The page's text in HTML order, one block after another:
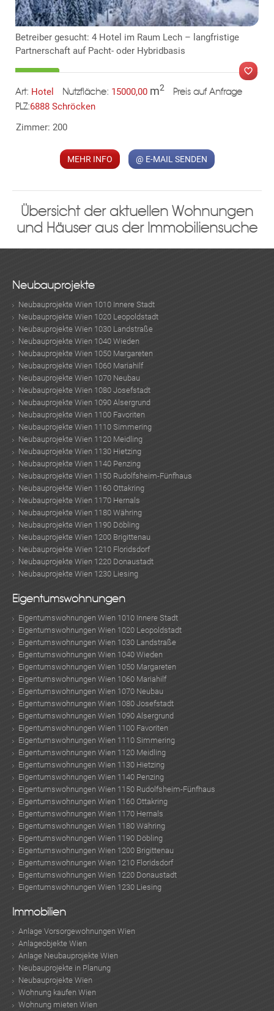
​Betreiber gesucht: 4 Hotel im Raum Lech – langfristige
Partnerschaft auf Pacht- oder Hybridbasis
Art: Hotel Nutzfläche: 15000,00 m2
Preis auf Anfrage
PLZ:6888 Schröcken
Zimmer: 200
MEHR INFO @ E-MAIL SENDEN
Übersicht der aktuellen Wohnungen
und Häuser aus der Immobiliensuche
Neubauprojekte
Neubauprojekte Wien 1010 Innere Stadt
Neubauprojekte Wien 1020 Leopoldstadt
Neubauprojekte Wien 1030 Landstraße
Neubauprojekte Wien 1040 Wieden
Neubauprojekte Wien 1050 Margareten
Neubauprojekte Wien 1060 Mariahilf
Neubauprojekte Wien 1070 Neubau
Neubauprojekte Wien 1080 Josefstadt
Neubauprojekte Wien 1090 Alsergrund
Neubauprojekte Wien 1100 Favoriten
Neubauprojekte Wien 1110 Simmering
Neubauprojekte Wien 1120 Meidling
Neubauprojekte Wien 1130 Hietzing
Neubauprojekte Wien 1140 Penzing
Neubauprojekte Wien 1150 Rudolfsheim-Fünfhaus
Neubauprojekte Wien 1160 Ottakring
Neubauprojekte Wien 1170 Hernals
Neubauprojekte Wien 1180 Währing
Neubauprojekte Wien 1190 Döbling
Neubauprojekte Wien 1200 Brigittenau
Neubauprojekte Wien 1210 Floridsdorf
Neubauprojekte Wien 1220 Donaustadt
Neubauprojekte Wien 1230 Liesing
Eigentumswohnungen
Eigentumswohnungen Wien 1010 Innere Stadt
Eigentumswohnungen Wien 1020 Leopoldstadt
Eigentumswohnungen Wien 1030 Landstraße
Eigentumswohnungen Wien 1040 Wieden
Eigentumswohnungen Wien 1050 Margareten
Eigentumswohnungen Wien 1060 Mariahilf
Eigentumswohnungen Wien 1070 Neubau
Eigentumswohnungen Wien 1080 Josefstadt
Eigentumswohnungen Wien 1090 Alsergrund
Eigentumswohnungen Wien 1100 Favoriten
Eigentumswohnungen Wien 1110 Simmering
Eigentumswohnungen Wien 1120 Meidling
Eigentumswohnungen Wien 1130 Hietzing
Eigentumswohnungen Wien 1140 Penzing
Eigentumswohnungen Wien 1150 Rudolfsheim-Fünfhaus
Eigentumswohnungen Wien 1160 Ottakring
Eigentumswohnungen Wien 1170 Hernals
Eigentumswohnungen Wien 1180 Währing
Eigentumswohnungen Wien 1190 Döbling
Eigentumswohnungen Wien 1200 Brigittenau
Eigentumswohnungen Wien 1210 Floridsdorf
Eigentumswohnungen Wien 1220 Donaustadt
Eigentumswohnungen Wien 1230 Liesing
Immobilien
Anlage Vorsorgewohnungen Wien
Anlageobjekte Wien
Anlage Neubauprojekte Wien
Neubauprojekte in Planung
Neubauprojekte Wien
Wohnung kaufen Wien
Wohnung mieten Wien